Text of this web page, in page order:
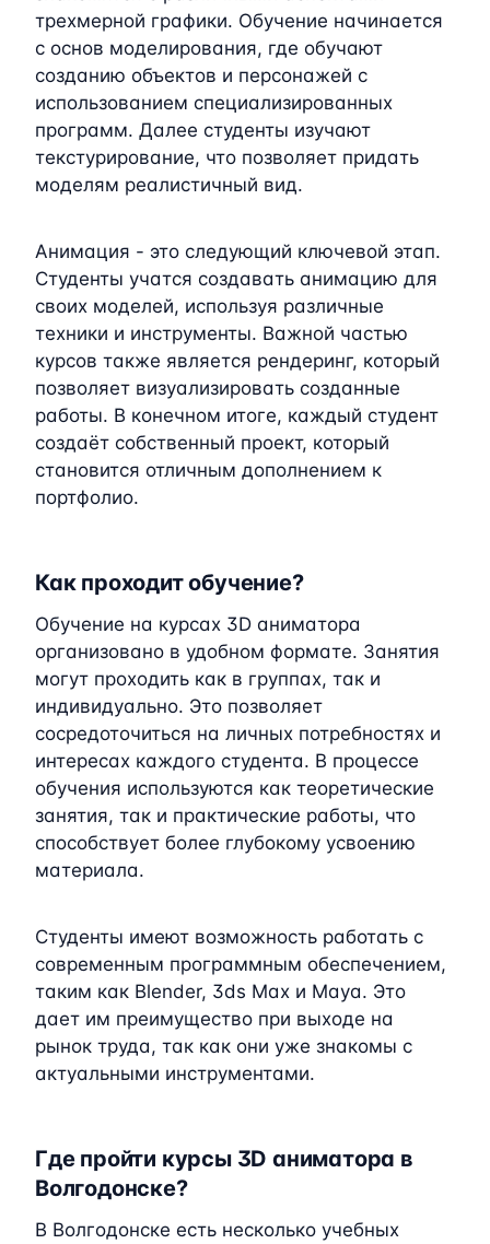
трехмерной графики. Обучение начинается
с основ моделирования, где обучают
созданию объектов и персонажей с
использованием специализированных
программ. Далее студенты изучают
текстурирование, что позволяет придать
моделям реалистичный вид.
Анимация - это следующий ключевой этап.
Студенты учатся создавать анимацию для
своих моделей, используя различные
техники и инструменты. Важной частью
курсов также является рендеринг, который
позволяет визуализировать созданные
работы. В конечном итоге, каждый студент
создаёт собственный проект, который
становится отличным дополнением к
портфолио.
Как проходит обучение?
Обучение на курсах 3D аниматора
организовано в удобном формате. Занятия
могут проходить как в группах, так и
индивидуально. Это позволяет
сосредоточиться на личных потребностях и
интересах каждого студента. В процессе
обучения используются как теоретические
занятия, так и практические работы, что
способствует более глубокому усвоению
материала.
Студенты имеют возможность работать с
современным программным обеспечением,
таким как Blender, 3ds Max и Maya. Это
дает им преимущество при выходе на
рынок труда, так как они уже знакомы с
актуальными инструментами.
Где пройти курсы 3D аниматора в
Волгодонске?
В Волгодонске есть несколько учебных